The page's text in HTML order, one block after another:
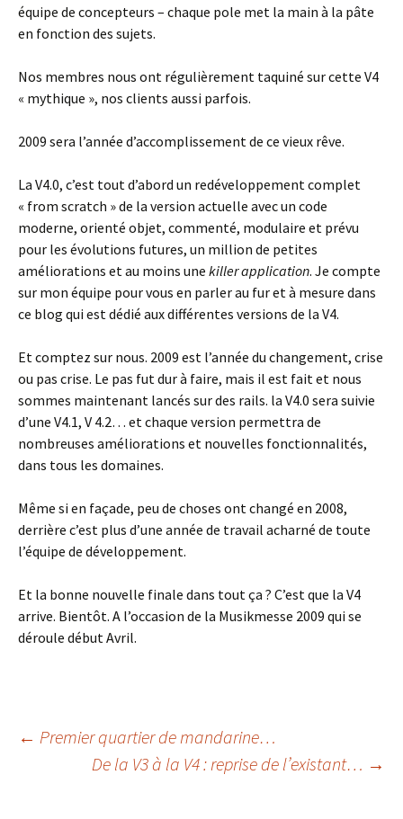
équipe de concepteurs – chaque pole met la main à la pâte
en fonction des sujets.
Nos membres nous ont régulièrement taquiné sur cette V4
« mythique », nos clients aussi parfois.
2009 sera l’année d’accomplissement de ce vieux rêve.
La V4.0, c’est tout d’abord un redéveloppement complet
« from scratch » de la version actuelle avec un code
moderne, orienté objet, commenté, modulaire et prévu
pour les évolutions futures, un million de petites
améliorations et au moins une killer application. Je compte
sur mon équipe pour vous en parler au fur et à mesure dans
ce blog qui est dédié aux différentes versions de la V4.
Et comptez sur nous. 2009 est l’année du changement, crise
ou pas crise. Le pas fut dur à faire, mais il est fait et nous
sommes maintenant lancés sur des rails. la V4.0 sera suivie
d’une V4.1, V 4.2… et chaque version permettra de
nombreuses améliorations et nouvelles fonctionnalités,
dans tous les domaines.
Même si en façade, peu de choses ont changé en 2008,
derrière c’est plus d’une année de travail acharné de toute
l’équipe de développement.
Et la bonne nouvelle finale dans tout ça ? C’est que la V4
arrive. Bientôt. A l’occasion de la Musikmesse 2009 qui se
déroule début Avril.
Navigation
← Premier quartier de mandarine…
De la V3 à la V4 : reprise de l’existant… →